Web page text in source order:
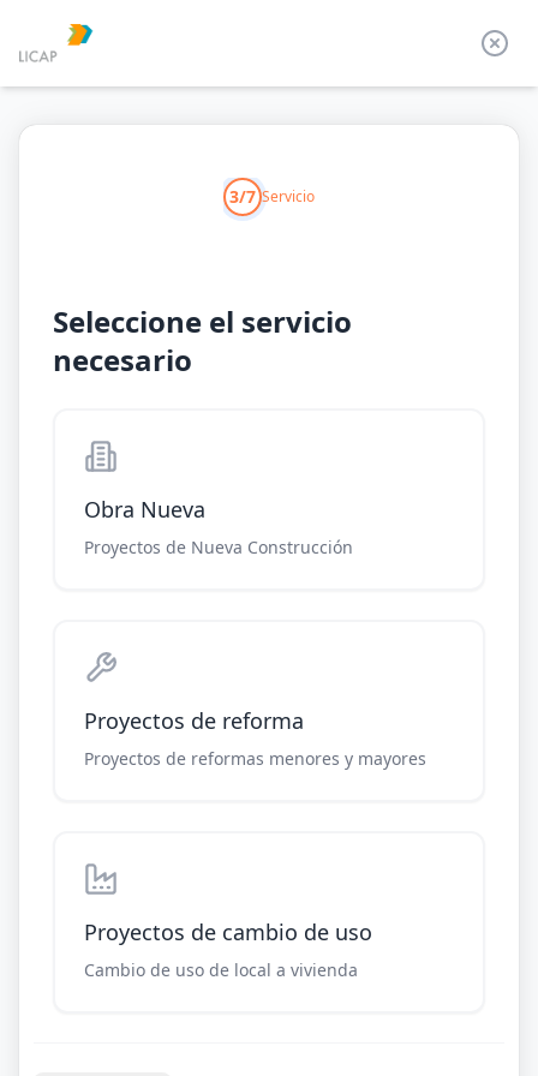
3/7 Servicio
Seleccione el servicio
necesario
Obra Nueva
Proyectos de Nueva Construcción
Proyectos de reforma
Proyectos de reformas menores y mayores
Proyectos de cambio de uso
Cambio de uso de local a vivienda